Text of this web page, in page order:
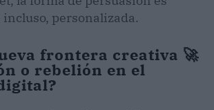
incluso, personalizada.
frontera creativa 🚀
o rebelión en el